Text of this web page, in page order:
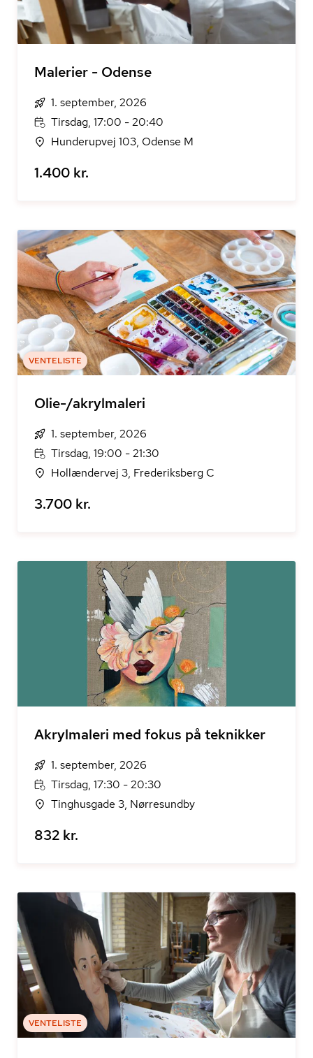
Malerier - Odense
1. september, 2026
Tirsdag, 17:00 - 20:40
Hunderupvej 103, Odense M
1.400 kr.
VENTELISTE
Olie-/akrylmaleri
1. september, 2026
Tirsdag, 19:00 - 21:30
Hollændervej 3, Frederiksberg C
3.700 kr.
Akrylmaleri med fokus på teknikker
1. september, 2026
Tirsdag, 17:30 - 20:30
Tinghusgade 3, Nørresundby
832 kr.
VENTELISTE